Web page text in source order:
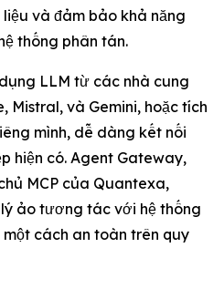
và đảm bảo khả năng
thống phân tán.
LLM từ các nhà cung
Mistral, và Gemini, hoặc tích
mình, dễ dàng kết nối
hiện có. Agent Gateway,
MCP của Quantexa,
ảo tương tác với hệ thống
cách an toàn trên quy